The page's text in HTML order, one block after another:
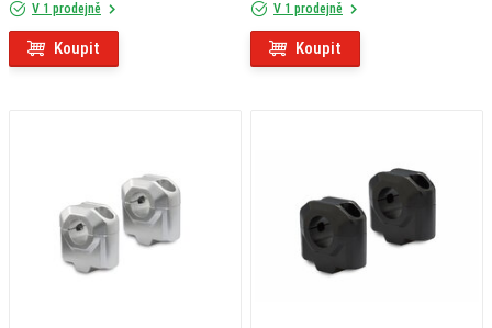
V 1 prodejně
Koupit
V 1 prodejně
Koupit